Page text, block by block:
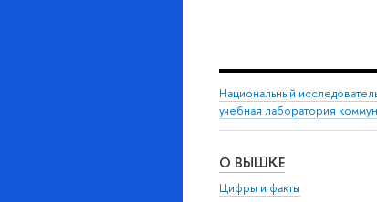
Национальный
учебная лаборатория
О ВЫШКЕ
Цифры и факты